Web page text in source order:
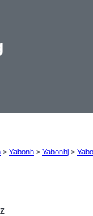
> Yabonh > Yabonhj >
Z